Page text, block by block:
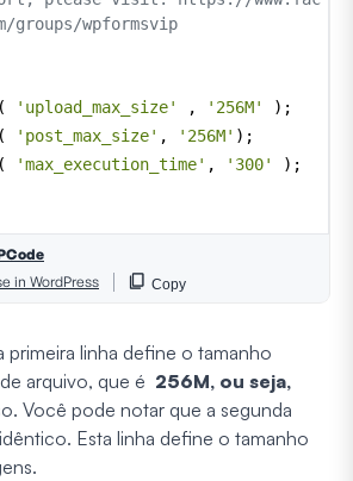
primeira linha define o tamanho
arquivo, que é 256M, ou seja,
Você pode notar que a segunda
Esta linha define o tamanho